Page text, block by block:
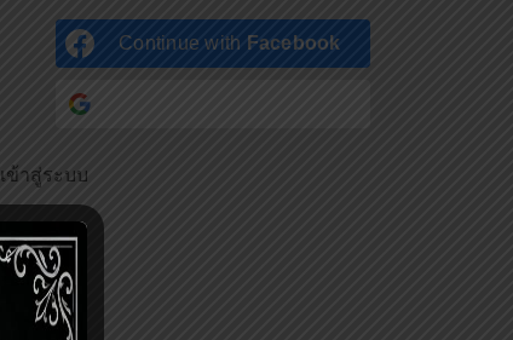
Continue with Facebook
เข้าสู่ระบบ